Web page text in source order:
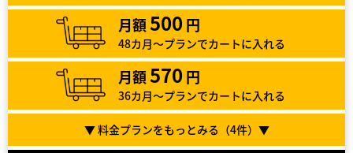
月額500 円
48カ月～プランでカートに入れる
月額570 円
36カ月～プランでカートに入れる
▼ 料金プランをもっとみる（4件）▼